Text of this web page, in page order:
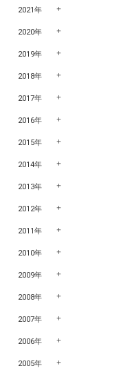
2021年
2020年
2019年
2018年
2017年
2016年
2015年
2014年
2013年
2012年
2011年
2010年
2009年
2008年
2007年
2006年
2005年